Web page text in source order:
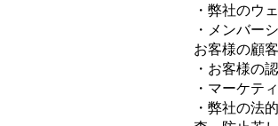
・弊社のウ
・メンバー
お客様の顧
・お客様の
・マーケテ
・弊社の法